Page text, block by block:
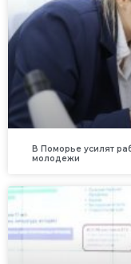
В Поморье усилят
молодежи